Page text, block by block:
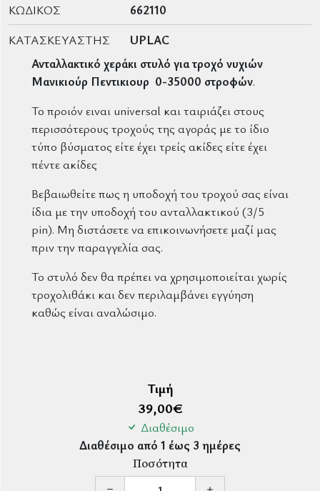
ΚΩΔΙΚΌΣ
662110
ΚΑΤΑΣΚΕΥΑΣΤΉΣ
UPLAC
Ανταλλακτικό χεράκι στυλό για τροχό νυχιών
Μανικιούρ Πεντικιουρ 0-35000 στροφών.
Το προιόν ειναι universal και ταιριάζει στους
περισσότερους τροχούς της αγοράς με το ίδιο
τύπο βύσματος είτε έχει τρείς ακίδες είτε έχει
πέντε ακίδες
Βεβαιωθείτε πως η υποδοχή του τροχού σας είναι
ίδια με την υποδοχή του ανταλλακτικού (3/5
pin). Μη διστάσετε να επικοινωνήσετε μαζί μας
πριν την παραγγελία σας.
Το στυλό δεν θα πρέπει να χρησιμοποιείται χωρίς
τροχολιθάκι και δεν περιλαμβάνει εγγύηση
καθώς είναι αναλώσιμο.
Τιμή
39,00€
Διαθέσιμο
Διαθέσιμο από 1 έως 3 ημέρες
Ποσότητα